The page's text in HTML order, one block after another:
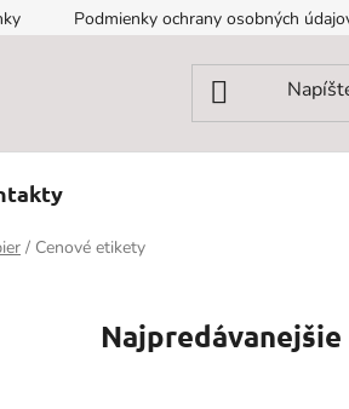
Podmienky ochrany osobných
/ Cenové etikety
Najpredávanejšie